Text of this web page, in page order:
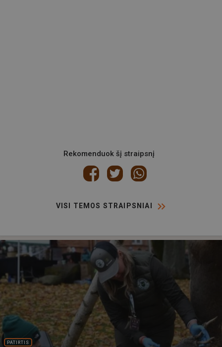
Rekomenduok šį straipsnį
VISI TEMOS STRAIPSNIAI
PATIRTIS